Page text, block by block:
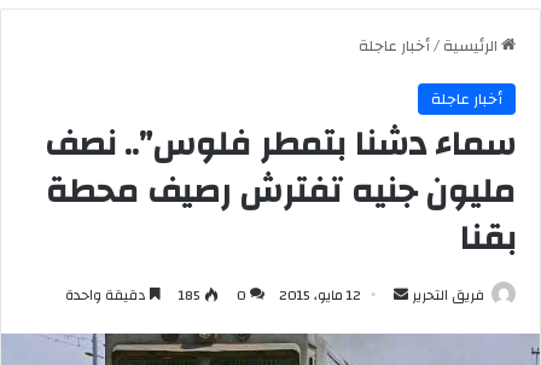
الرئيسية/أخبار عاجلة
أخبار عاجلة
سماء دشنا بتمطر فلوس”.. نصف
مليون جنيه تفترش رصيف محطة
بقنا
فريق التحرير
أرسل 12 مايو، 2015 0
185 دقيقة واحدة